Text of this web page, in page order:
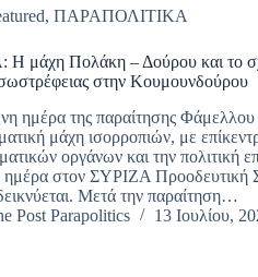
, ΠΑΡΑΠΟΛΙΤΙΚΑ
μάχη Πολάκη – Δούρου και το
στην Κουμουνδούρου
ημέρα της παραίτησης Φάμελλου
μάχη ισορροπιών, με
οργάνων και την πολιτική
ημέρα στον ΣΥΡΙΖΑ Προοδευτική
Μετά την παραίτηση…
Post Parapolitics
13 Ιουλίου,